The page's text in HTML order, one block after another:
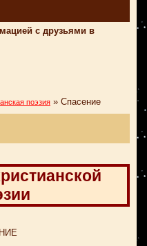
с друзьями в
поэзия » Спасение